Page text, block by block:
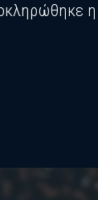
η